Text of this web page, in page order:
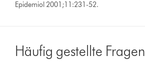
Epidemiol 2001;11:231-52.
Häufig gestellte Fragen